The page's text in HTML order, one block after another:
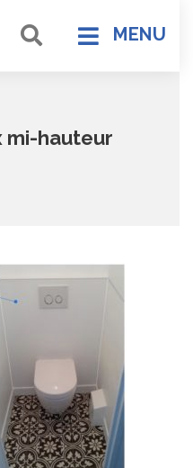
MENU
mi-hauteur